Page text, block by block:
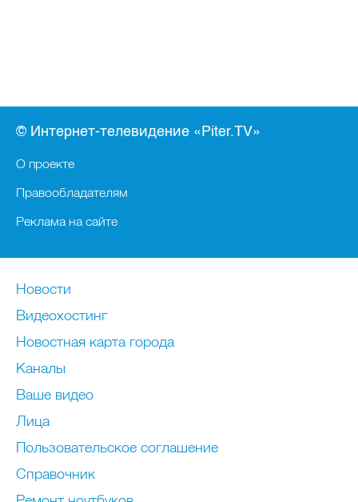
© Интернет-телевидение «Piter.TV»
О проекте
Правообладателям
Реклама на сайте
Новости
Видеохостинг
Новостная карта города
Каналы
Ваше видео
Лица
Пользовательское соглашение
Справочник